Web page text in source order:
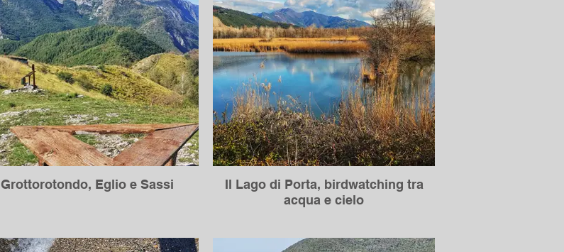
Grottorotondo, Eglio e Sassi
Il Lago di Porta, birdwatching tra
acqua e cielo